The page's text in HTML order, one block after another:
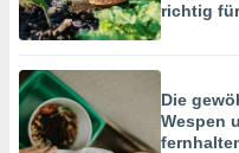
richtig
Die
Wespen